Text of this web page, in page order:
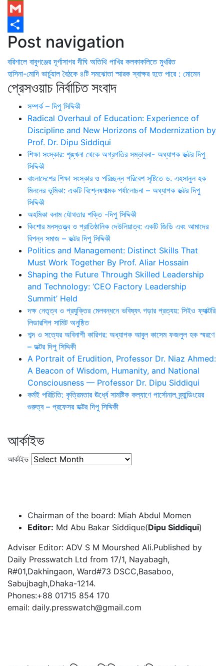
WhatsApp
Gmail
Share
Post navigation
বরিশালে বাবুগঞ্জের দূর্গাসাগর দীঘি অতিথি পাখির কলকাকলিতে মুখরিত
হাসিনা-মোদি ভার্চুয়াল বৈঠকে ৪টি সমঝোতা স্মারক স্বাক্ষর হতে পারে : মোমেন
প্রেসওয়াচ নির্বাচিত সংবাদ
সম্পর্ক – দিপু সিদ্দিকী
Radical Overhaul of Education: Experience of
Discipline and New Horizons of Modernization by
Prof. Dr. Dipu Siddiqui
শিক্ষা সংস্কার: শৃঙ্খলা থেকে অগ্রগতির সম্ভাবনা- অধ্যাপক ডক্টর দিপু
সিদ্দিকী
বাংলাদেশের শিক্ষা সংস্কার ও পরিচ্ছন্ন পরিবেশ সৃষ্টিতে ড. এহসানুল হক
মিলনের ভূমিকা: একটি বিশ্লেষণাত্মক পর্যালোচনা – অধ্যাপক ডক্টর দিপু
সিদ্দিকী
অহমিকা বনাম যৌথতার শক্তি -দিপু সিদ্দিকী
কিশোর মনস্তত্ত্ব ও প্রাতিষ্ঠানিক দেউলিয়াত্ব: একটি জিডি এবং আমাদের
বিপন্ন সমাজ – ডক্টর দিপু সিদ্দিকী
Politics and Management: Distinct Skills That
Must Work Together By Prof. Aliar Hossain
Shaping the Future Through Skilled Leadership
and Technology: ‘CEO Factory Leadership
Summit’ Held
দক্ষ নেতৃত্ব ও প্রযুক্তির মেলবন্ধনে ভবিষ্যৎ গড়ার প্রত্যয়: সিইও ফ্যাক্টরি
লিডারশিপ সামিট অনুষ্ঠিত
শব্দ ও সত্যের অবিনাশী কারিগর: অধ্যাপক আবুল কাসেম ফজলুল হক স্মরণে
– ডক্টর দিপু সিদ্দিকী
A Portrait of Erudition, Professor Dr. Niaz Ahmed:
A Beacon of Wisdom, Humanity, and National
Consciousness — Professor Dr. Dipu Siddiqui
কর্মই পরিচিতি: কৃত্রিমতার ঊর্ধ্বে সামষ্টিক কল্যাণে পার্সোনাল ব্র্যান্ডিংয়ের
গুরুত্ব – প্রফেসর ডক্টর দিপু সিদ্দিকী
আর্কাইভ
আর্কাইভ
Chairman of the board: Miah Abdul Momen
Editor: Md Abu Bakar Siddique(Dipu Siddiqui)
Adviser Editor: ADV S M Mourshed Ali.Published by
Daily Presswatch Ltd from 17/1, Nayabagh,
R#01,Dakhingaon, Ward#73 DSCC,Basaboo,
Sabujbagh,Dhaka-1214.
Phones:+88 01715 854 170
email: daily.presswatch@gmail.com